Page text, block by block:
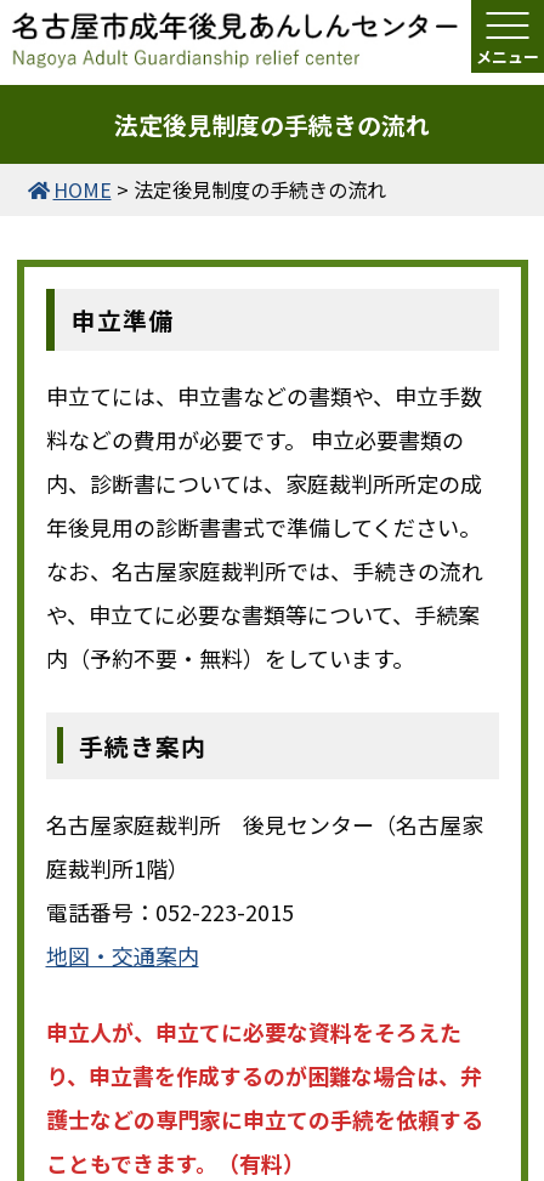
法定後見制度の手続きの流れ
HOME > 法定後見制度の手続きの流れ
申立準備
申立てには、申立書などの書類や、申立手数
料などの費用が必要です。 申立必要書類の
内、診断書については、家庭裁判所所定の成
年後見用の診断書書式で準備してください。
なお、名古屋家庭裁判所では、手続きの流れ
や、申立てに必要な書類等について、手続案
内（予約不要・無料）をしています。
手続き案内
名古屋家庭裁判所 後見センター（名古屋家
庭裁判所1階）
電話番号：052-223-2015
地図・交通案内
申立人が、申立てに必要な資料をそろえた
り、申立書を作成するのが困難な場合は、弁
護士などの専門家に申立ての手続を依頼する
こともできます。（有料）